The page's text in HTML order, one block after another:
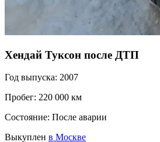
Хендай Туксон после ДТП
Год выпуска: 2007
Пробег: 220 000 км
Состояние: После аварии
Выкуплен в Москве